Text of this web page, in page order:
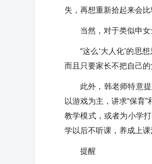
失，再想重新拾起来会比
当然，对于类似申女
“这么‘大人化’的思
而且只要家长不把自己
此外，韩老师特意
以游戏为主，讲求“保育
教学模式，或者为小学
学以后不听课，养成上
提醒